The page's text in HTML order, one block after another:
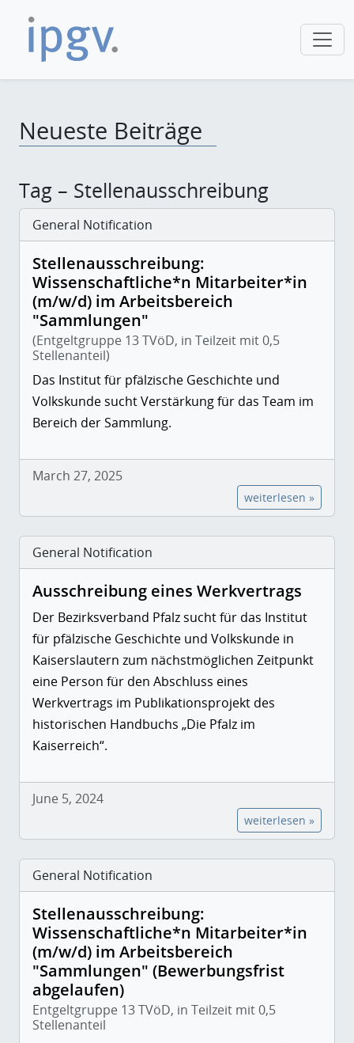
Neueste Beiträge
Tag – Stellenausschreibung
General Notification
Stellenausschreibung:
Wissenschaftliche*n Mitarbeiter*in
(m/w/d) im Arbeitsbereich
"Sammlungen"
(Entgeltgruppe 13 TVöD, in Teilzeit mit 0,5
Stellenanteil)
Das Institut für pfälzische Geschichte und
Volkskunde sucht Verstärkung für das Team im
Bereich der Sammlung.
March 27, 2025
weiterlesen »
General Notification
Ausschreibung eines Werkvertrags
Der Bezirksverband Pfalz sucht für das Institut
für pfälzische Geschichte und Volkskunde in
Kaiserslautern zum nächstmöglichen Zeitpunkt
eine Person für den Abschluss eines
Werkvertrags im Publikationsprojekt des
historischen Handbuchs „Die Pfalz im
Kaiserreich“.
June 5, 2024
weiterlesen »
General Notification
Stellenausschreibung:
Wissenschaftliche*n Mitarbeiter*in
(m/w/d) im Arbeitsbereich
"Sammlungen" (Bewerbungsfrist
abgelaufen)
Entgeltgruppe 13 TVöD, in Teilzeit mit 0,5
Stellenanteil